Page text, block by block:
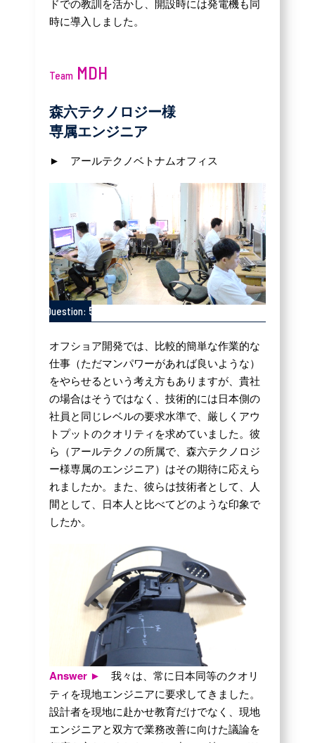
ドでの教訓を活かし、開設時には発電機も同
時に導入しました。
Team MDH
森六テクノロジー様
専属エンジニア
► アールテクノベトナムオフィス
Question: 5
オフショア開発では、比較的簡単な作業的な
仕事（ただマンパワーがあれば良いような）
をやらせるという考え方もありますが、貴社
の場合はそうではなく、技術的には日本側の
社員と同じレベルの要求水準で、厳しくアウ
トプットのクオリティを求めていました。彼
ら（アールテクノの所属で、森六テクノロジ
ー様専属のエンジニア）はその期待に応えら
れましたか。また、彼らは技術者として、人
間として、日本人と比べてどのような印象で
したか。
Answer ►
我々は、常に日本同等のクオリ
ティを現地エンジニアに要求してきました。
設計者を現地に赴かせ教育だけでなく、現地
エンジニアと双方で業務改善に向けた議論を